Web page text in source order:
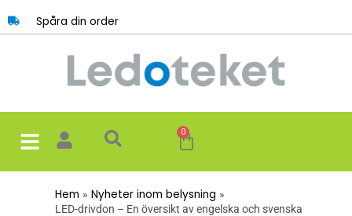
till
Spåra din order
0
Varukorg
Hem Nyheter inom belysning
LED-drivdon – En översikt av engelska och svenska